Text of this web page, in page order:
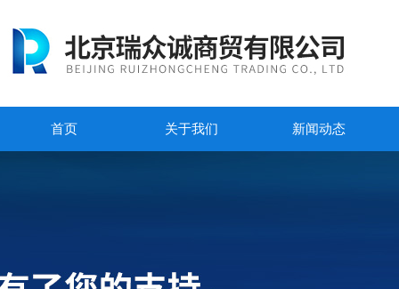
首页 关于我们 新闻动态